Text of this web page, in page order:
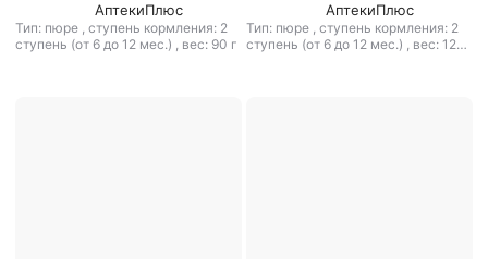
АптекиПлюс
Тип: пюре , ступень кормления: 2
ступень (от 6 до 12 мес.) , вес: 90 г
АптекиПлюс
Тип: пюре , ступень кормления: 2
ступень (от 6 до 12 мес.) , вес: 125